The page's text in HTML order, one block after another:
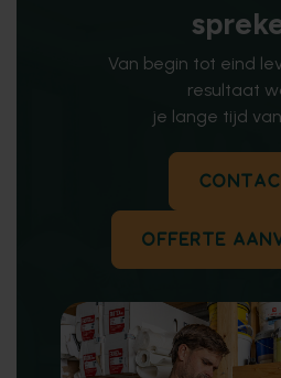
Van begin tot eind
resultaat
je lange tijd
OFFERTE